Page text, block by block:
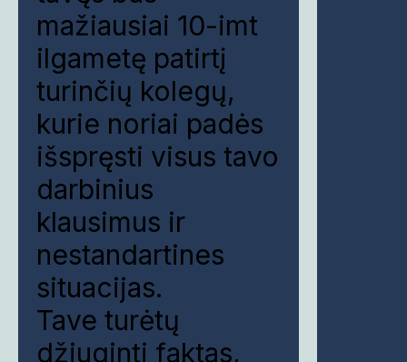
mažiausiai 10-imt
ilgametę patirtį
turinčių kolegų,
kurie noriai padės
išspręsti visus tavo
darbinius
klausimus ir
nestandartines
situacijas.
Tave turėtų
džiuginti faktas,